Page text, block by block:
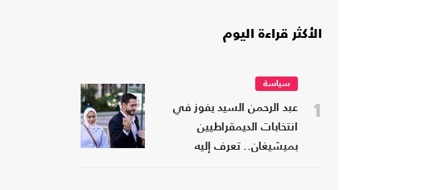
الأكثر قراءة اليوم
1
سياسة
عبد الرحمن السيد يفوز في
انتخابات الديمقراطيين
بميشيغان.. تعرف إليه